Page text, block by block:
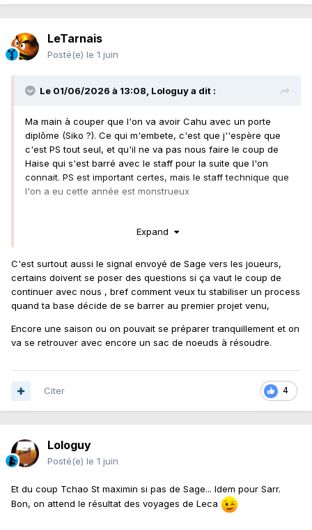
LeTarnais
Posté(e) le 1 juin
Le 01/06/2026 à 13:08, Lologuya dit :
Ma main à couper que l'on va avoir Cahu avec un porte
diplôme (Siko ?). Ce qui m'embete, c'est que j''espère que
c'est PS tout seul, et qu'il ne va pas nous faire le coup de
Haise qui s'est barré avec le staff pour la suite que l'on
connait. PS est important certes, mais le staff technique que
l'on a eu cette année est monstrueux
Expand
C'est surtout aussi le signal envoyé de Sage vers les joueurs,
certains doivent se poser des questions si ça vaut le coup de
continuer avec nous , bref comment veux tu stabiliser un process
quand ta base décide de se barrer au premier projet venu,
Encore une saison ou on pouvait se préparer tranquillement et on
va se retrouver avec encore un sac de noeuds à résoudre.
4
Citer
Lologuy
Posté(e) le 1 juin
Et du coup Tchao St maximin si pas de Sage... Idem pour Sarr.
Bon, on attend le résultat des voyages de Leca